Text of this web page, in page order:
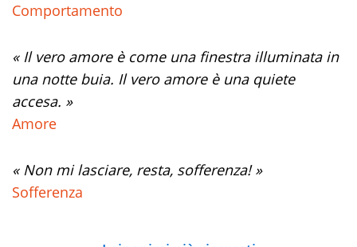
Comportamento
« Il vero amore è come una finestra illuminata in
una notte buia. Il vero amore è una quiete
accesa. »
Amore
« Non mi lasciare, resta, sofferenza! »
Sofferenza